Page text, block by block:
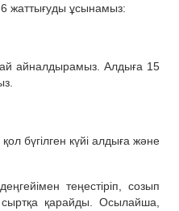
жаттығуды ұсынамыз:
айналдырамыз. Алдыға 15
бүгілген күйі алдыға және
теңестіріп, созып
қарайды. Осылайша,